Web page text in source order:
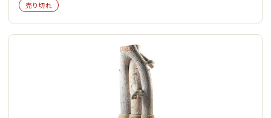
売り切れ